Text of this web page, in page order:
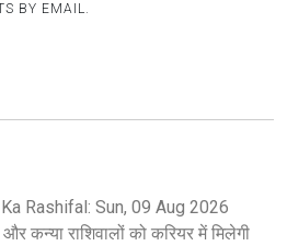
BY EMAIL.
Rashifal: Sun, 09 Aug 2026
कन्या राशिवालों को करियर में मिलेगी